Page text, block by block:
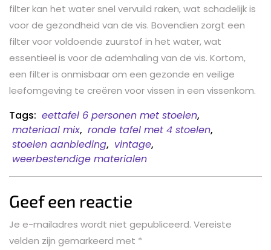
filter kan het water snel vervuild raken, wat schadelijk is
voor de gezondheid van de vis. Bovendien zorgt een
filter voor voldoende zuurstof in het water, wat
essentieel is voor de ademhaling van de vis. Kortom,
een filter is onmisbaar om een gezonde en veilige
leefomgeving te creëren voor vissen in een vissenkom.
Tags: eettafel 6 personen met stoelen,
materiaal mix, ronde tafel met 4 stoelen,
stoelen aanbieding, vintage,
weerbestendige materialen
Geef een reactie
Je e-mailadres wordt niet gepubliceerd. Vereiste
velden zijn gemarkeerd met *